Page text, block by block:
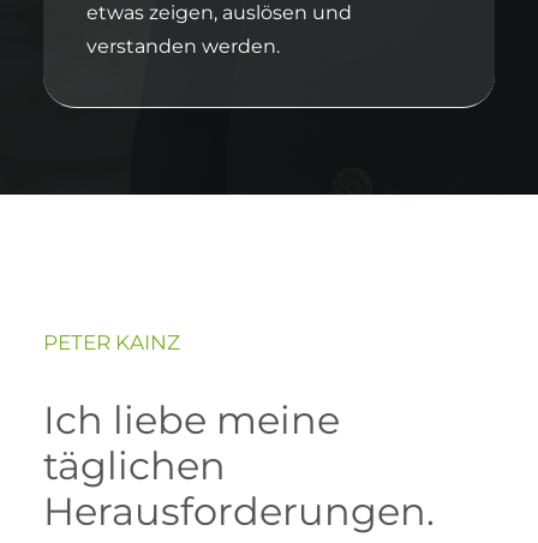
etwas zeigen, auslösen und
verstanden werden.
PETER KAINZ
Ich liebe meine
täglichen
Herausforderungen.